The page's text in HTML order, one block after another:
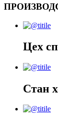
Цех
Стан